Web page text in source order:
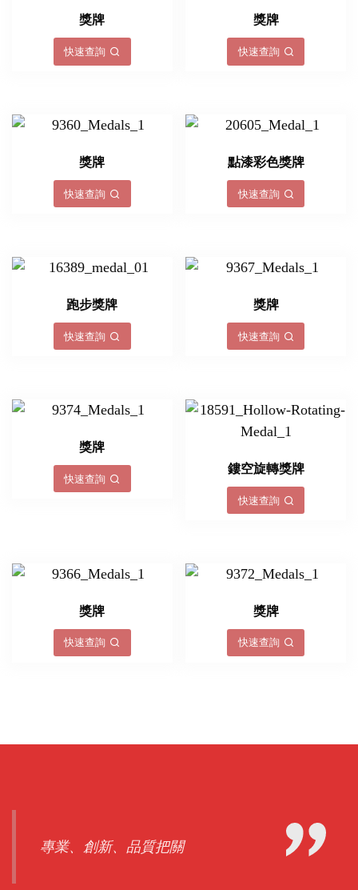
獎牌
快速查詢
獎牌
快速查詢
獎牌
快速查詢
點漆彩色獎牌
快速查詢
跑步獎牌
快速查詢
獎牌
快速查詢
獎牌
快速查詢
鏤空旋轉獎牌
快速查詢
獎牌
快速查詢
獎牌
快速查詢
專業、創新、品質把關